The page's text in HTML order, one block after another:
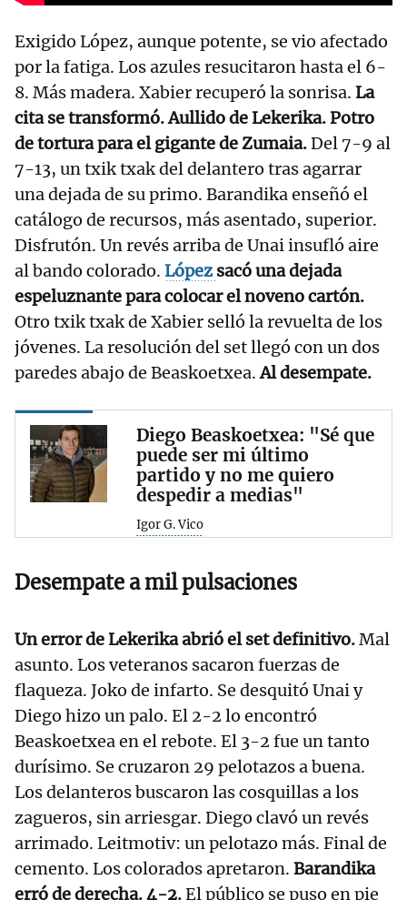
Exigido López, aunque potente, se vio afectado
por la fatiga. Los azules resucitaron hasta el 6-
8. Más madera. Xabier recuperó la sonrisa. La
cita se transformó. Aullido de Lekerika. Potro
de tortura para el gigante de Zumaia.Del 7-9 al
7-13, un txik txak del delantero tras agarrar
una dejada de su primo. Barandika enseñó el
catálogo de recursos, más asentado, superior.
Disfrutón. Un revés arriba de Unai insufló aire
al bando colorado. López sacó una dejada
espeluznante para colocar el noveno cartón.
Otro txik txak de Xabier selló la revuelta de los
jóvenes. La resolución del set llegó con un dos
paredes abajo de Beaskoetxea.Al desempate.
Diego Beaskoetxea: "Sé que
puede ser mi último
partido y no me quiero
despedir a medias"
Igor G. Vico
Desempate a mil pulsaciones
Un error de Lekerika abrió el set definitivo.Mal
asunto. Los veteranos sacaron fuerzas de
flaqueza. Joko de infarto. Se desquitó Unai y
Diego hizo un palo. El 2-2 lo encontró
Beaskoetxea en el rebote. El 3-2 fue un tanto
durísimo. Se cruzaron 29 pelotazos a buena.
Los delanteros buscaron las cosquillas a los
zagueros, sin arriesgar. Diego clavó un revés
arrimado. Leitmotiv: un pelotazo más. Final de
cemento. Los colorados apretaron. Barandika
erró de derecha. 4-2.El público se puso en pie